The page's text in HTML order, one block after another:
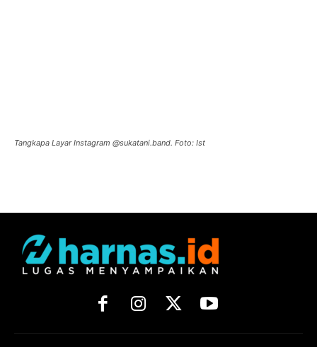
Tangkapa Layar Instagram @sukatani.band. Foto: Ist